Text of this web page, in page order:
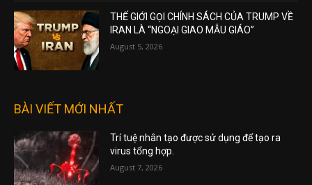
THẾ GIỚI GỌI CHÍNH SÁCH CỦA TRUMP VỀ
IRAN LÀ “NGOẠI GIAO MẪU GIÁO”
August 5, 2026
BÀI VIẾT MỚI NHẤT
Trí tuệ nhân tạo được sử dụng để tạo ra
virus tổng hợp.
August 7, 2026